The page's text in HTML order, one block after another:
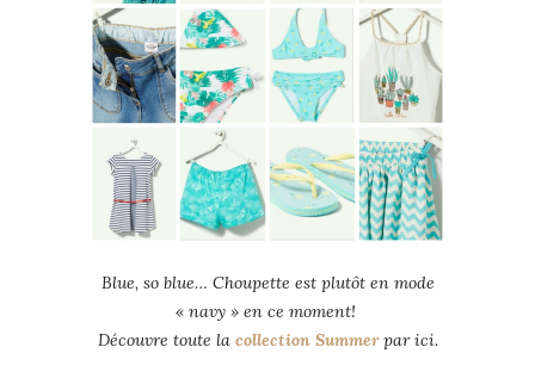
Blue, so blue… Choupette est plutôt en mode
« navy » en ce moment!
Découvre toute la collection Summerpar ici.